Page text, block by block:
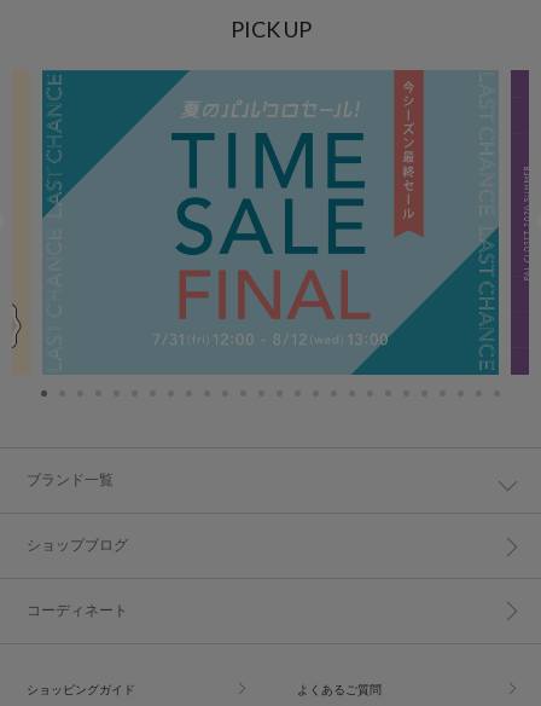
PICK UP
ブランド一覧
ショップブログ
コーディネート
ショッピングガイド よくあるご質問